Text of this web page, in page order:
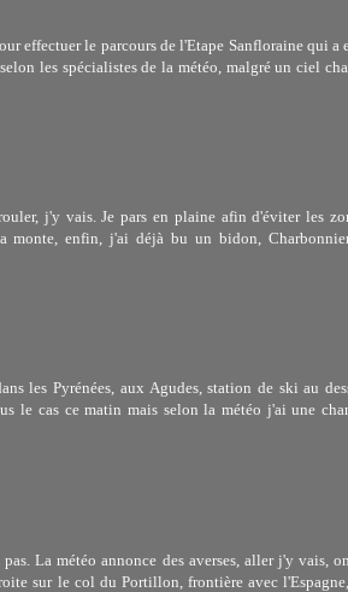
effectuer le parcours de l'Etape Sanfloraine qui a
les spécialistes de la météo, malgré un ciel
j'y vais. Je pars en plaine afin d'éviter les
monte, enfin, j'ai déjà bu un bidon,
les Pyrénées, aux Agudes, station de ski au
le cas ce matin mais selon la météo j'ai une
La météo annonce des averses, aller j'y vais,
sur le col du Portillon, frontière avec